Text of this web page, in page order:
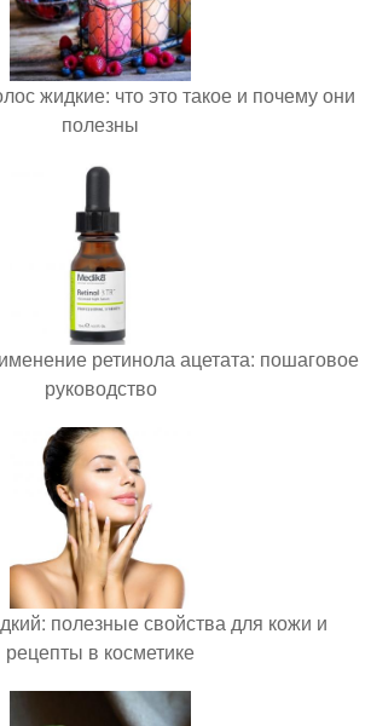
жидкие: что это такое и почему они
полезны
ретинола ацетата: пошаговое
руководство
полезные свойства для кожи и
рецепты в косметике